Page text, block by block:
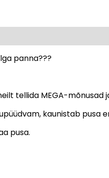
panna???
tellida MEGA-mõnusad
kaunistab pusa
pusa.